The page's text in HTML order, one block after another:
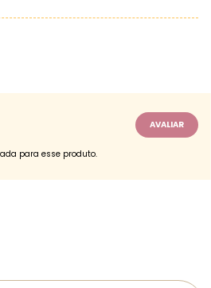
para esse produto.